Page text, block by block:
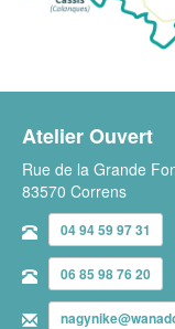
Atelier Ouvert
Rue de la Grande
83570 Correns
04 94 59 97 31
06 85 98 76 20